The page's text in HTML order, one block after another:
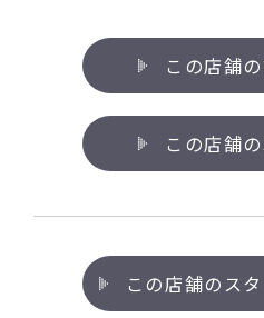
この店舗
この店舗
この店舗のス